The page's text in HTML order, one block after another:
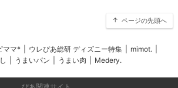
ページの先頭へ
ママ* ウレぴあ総研 ディズニー特集 mimot.
うまいパン うまい肉 Medery.